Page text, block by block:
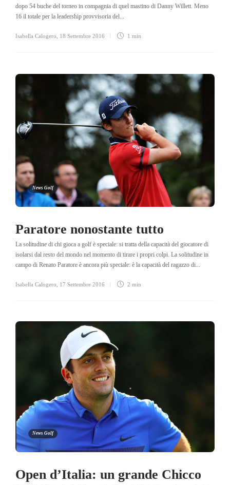
dopo 54 buche del torneo in compagnia di quel mastino di Danny Willett. Meno
16 il totale per la leadership provvisoria del...
Isabella Calogero 18 Settembre 2016 1 min
News Golf
Paratore nonostante tutto
La solitudine di chi gioca a golf è speciale: si tratta della capacità del giocatore di
isolarsi dal resto del mondo nel momento di tirare i propri colpi. La solitudine in
campo di Renato Paratore è ancora più speciale: è la capacità del ragazzo di...
Isabella Calogero 17 Settembre 2016 2 min
News Golf
Open d’Italia: un grande Chicco